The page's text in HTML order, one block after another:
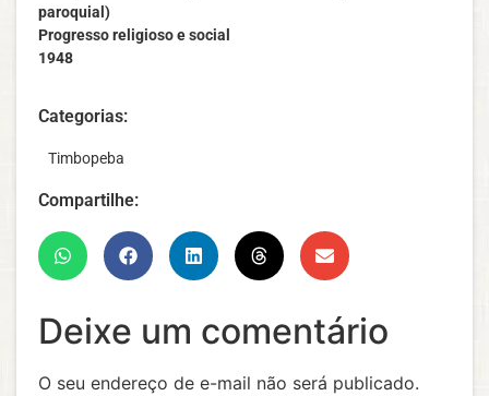
paroquial)
Progresso religioso e social
1948
Categorias:
‎ ‎ ‎ Timbopeba
Compartilhe:
Deixe um comentário
O seu endereço de e-mail não será publicado.